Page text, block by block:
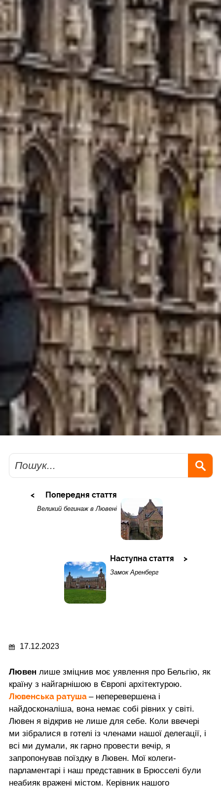
Пошук
Попередня стаття
Великий бегинаж в Лювені
Наступна стаття
Замок Аренберг
17.12.2023
Лювен лише зміцнив моє уявлення про Бельгію, як
країну з найгарнішою в Європі архітектурою.
Лювенська ратуша – неперевершена і
найдосконаліша, вона немає собі рівних у світі.
Лювен я відкрив не лише для себе. Коли ввечері
ми зібралися в готелі із членами нашої делегації, і
всі ми думали, як гарно провести вечір, я
запропонував поїздку в Лювен. Мої колеги-
парламентарі і наш представник в Брюсселі були
неабияк вражені містом. Керівник нашого